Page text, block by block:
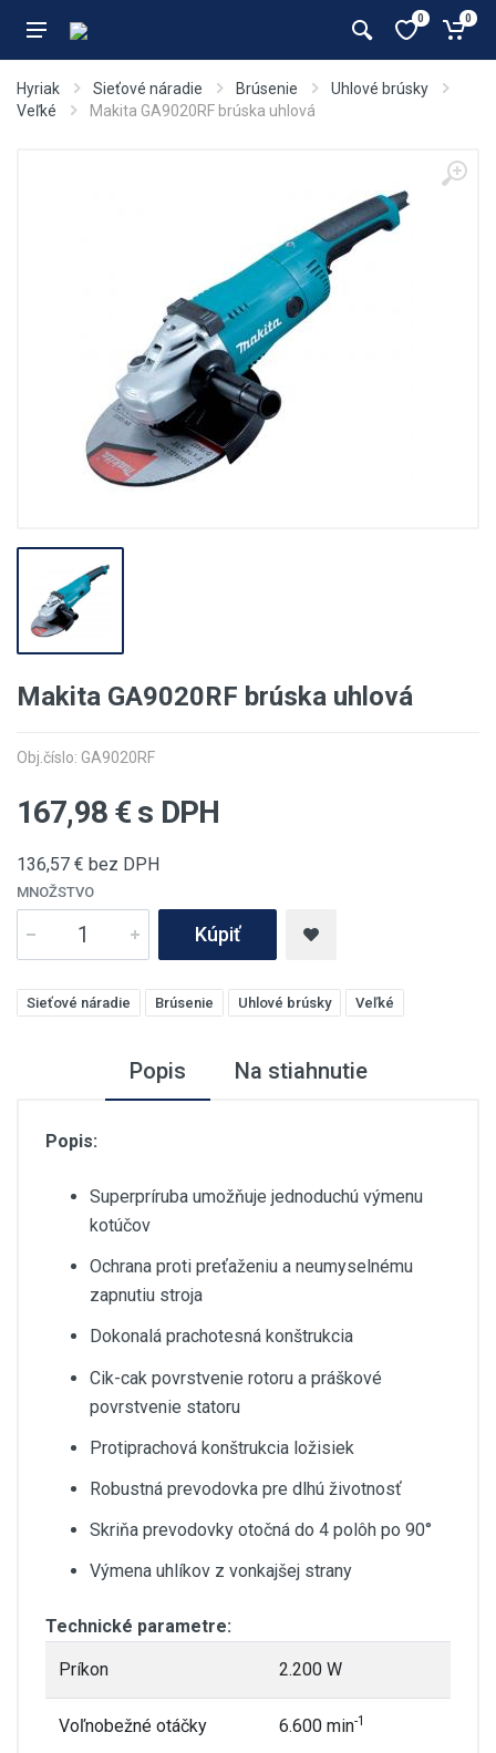
0 0
Hyriak Sieťové náradie Brúsenie
Uhlové brúsky
Veľké
Makita GA9020RF brúska uhlová
Makita GA9020RF brúska uhlová
Obj.číslo: GA9020RF
167,98€ s DPH
136,57 € bez DPH
MNOŽSTVO
Kúpiť
Sieťové náradie Brúsenie Uhlové brúsky Veľké
Popis Na stiahnutie
Popis:
Superpríruba umožňuje jednoduchú výmenu
kotúčov
Ochrana proti preťaženiu a neumyselnému
zapnutiu stroja
Dokonalá prachotesná konštrukcia
Cik-cak povrstvenie rotoru a práškové
povrstvenie statoru
Protiprachová konštrukcia ložisiek
Robustná prevodovka pre dlhú životnosť
Skriňa prevodovky otočná do 4 polôh po 90°
Výmena uhlíkov z vonkajšej strany
Technické parametre:
Príkon 2.200 W
Voľnobežné otáčky 6.600 min-1